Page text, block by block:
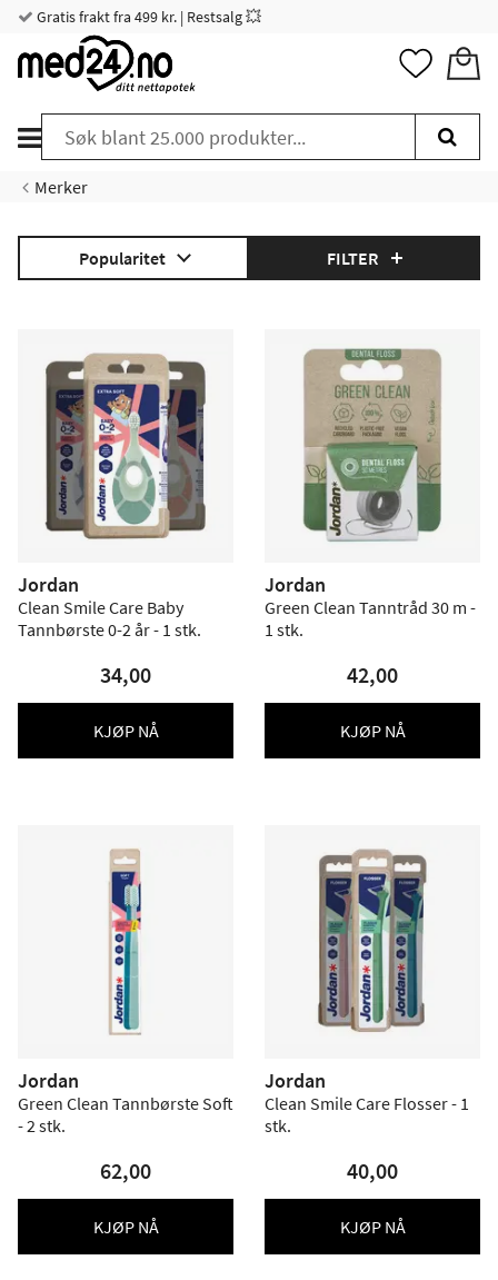
Gratis frakt fra 499 kr. | Restsalg 💥
Merker
Popularitet FILTER
Jordan
Clean Smile Care Baby
Tannbørste 0-2 år - 1 stk.
34,00
KJØP NÅ
Jordan
Green Clean Tanntråd 30 m -
1 stk.
42,00
KJØP NÅ
Jordan
Green Clean Tannbørste Soft
- 2 stk.
62,00
KJØP NÅ
Jordan
Clean Smile Care Flosser - 1
stk.
40,00
KJØP NÅ